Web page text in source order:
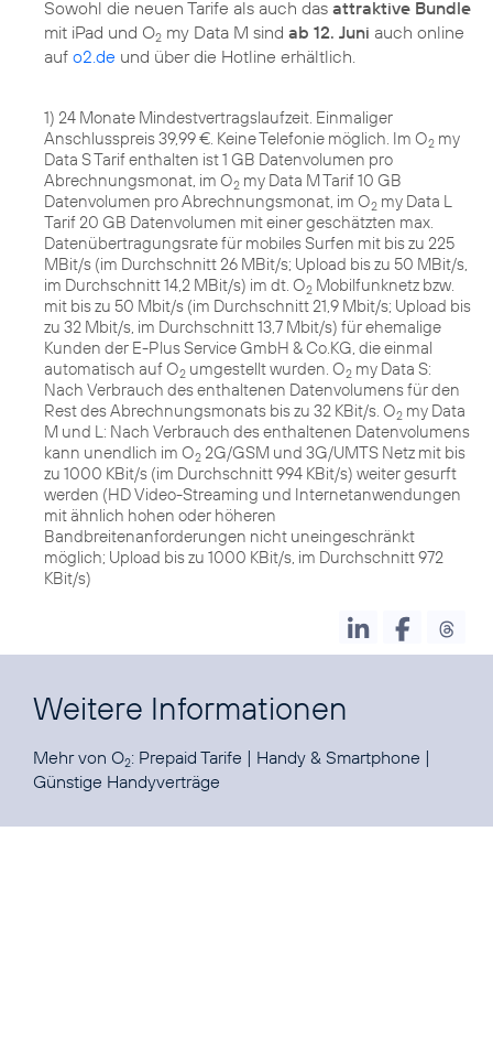
Sowohl die neuen Tarife als auch das attraktive Bundle
mit iPad und O2 my Data M sind ab 12. Juni auch online
auf o2.de und über die Hotline erhältlich.
1) 24 Monate Mindestvertragslaufzeit. Einmaliger
Anschlusspreis 39,99 €. Keine Telefonie möglich. Im O2 my
Data S Tarif enthalten ist 1 GB Datenvolumen pro
Abrechnungsmonat, im O2 my Data M Tarif 10 GB
Datenvolumen pro Abrechnungsmonat, im O2 my Data L
Tarif 20 GB Datenvolumen mit einer geschätzten max.
Datenübertragungsrate für mobiles Surfen mit bis zu 225
MBit/s (im Durchschnitt 26 MBit/s; Upload bis zu 50 MBit/s,
im Durchschnitt 14,2 MBit/s) im dt. O2 Mobilfunknetz bzw.
mit bis zu 50 Mbit/s (im Durchschnitt 21,9 Mbit/s; Upload bis
zu 32 Mbit/s, im Durchschnitt 13,7 Mbit/s) für ehemalige
Kunden der E-Plus Service GmbH & Co.KG, die einmal
automatisch auf O2 umgestellt wurden. O2 my Data S:
Nach Verbrauch des enthaltenen Datenvolumens für den
Rest des Abrechnungsmonats bis zu 32 KBit/s. O2 my Data
M und L: Nach Verbrauch des enthaltenen Datenvolumens
kann unendlich im O2 2G/GSM und 3G/UMTS Netz mit bis
zu 1000 KBit/s (im Durchschnitt 994 KBit/s) weiter gesurft
werden (HD Video-Streaming und Internetanwendungen
mit ähnlich hohen oder höheren
Bandbreitenanforderungen nicht uneingeschränkt
möglich; Upload bis zu 1000 KBit/s, im Durchschnitt 972
KBit/s)
Weitere Informationen
Mehr von O2: Prepaid Tarife | Handy & Smartphone |
Günstige Handyverträge